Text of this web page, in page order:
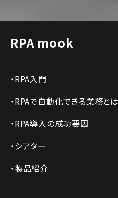
RPA mook
RPA入門
RPAで自動化できる業務と
RPA導入の成功要因
シアター
製品紹介